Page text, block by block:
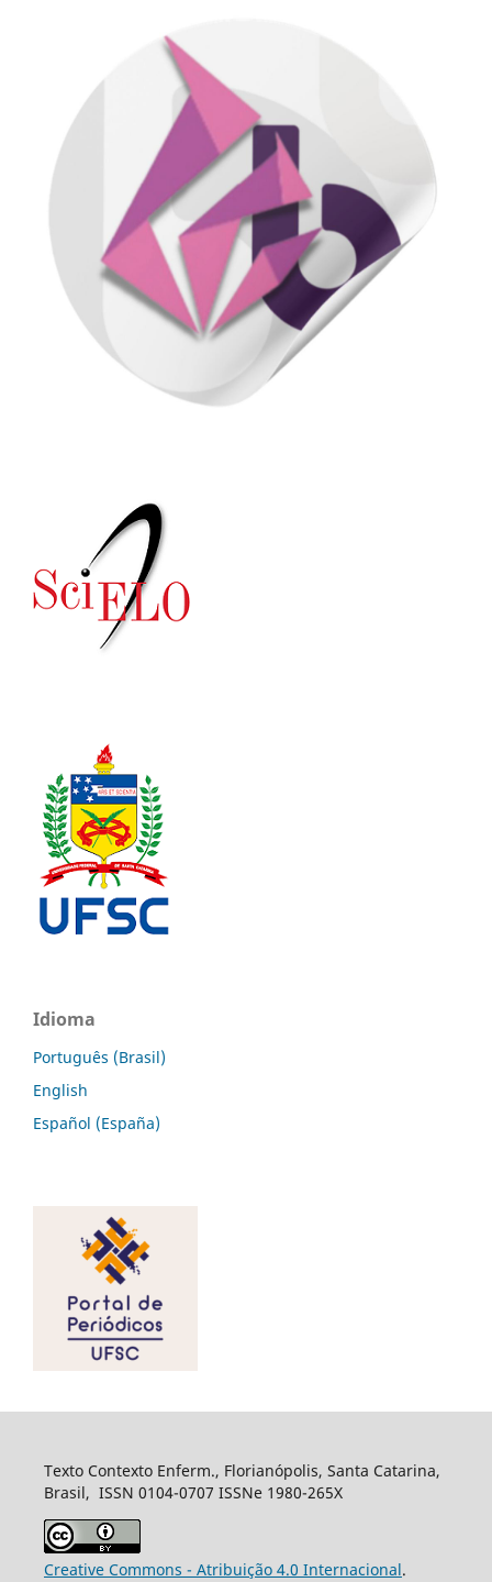
Idioma
Português (Brasil)
English
Español (España)
Texto Contexto Enferm., Florianópolis, Santa Catarina,
Brasil, ISSN 0104-0707 ISSNe 1980-265X
Creative Commons - Atribuição 4.0 Internacional.